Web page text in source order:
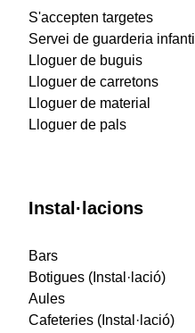
S'accepten targetes
Servei de guarderia infantil
Lloguer de buguis
Lloguer de carretons
Lloguer de material
Lloguer de pals
Instal·lacions
Bars
Botigues (Instal·lació)
Aules
Cafeteries (Instal·lació)